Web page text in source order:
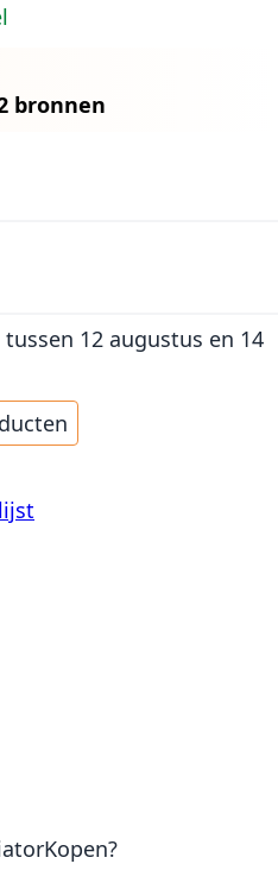
bronnen
tussen 12 augustus en 14